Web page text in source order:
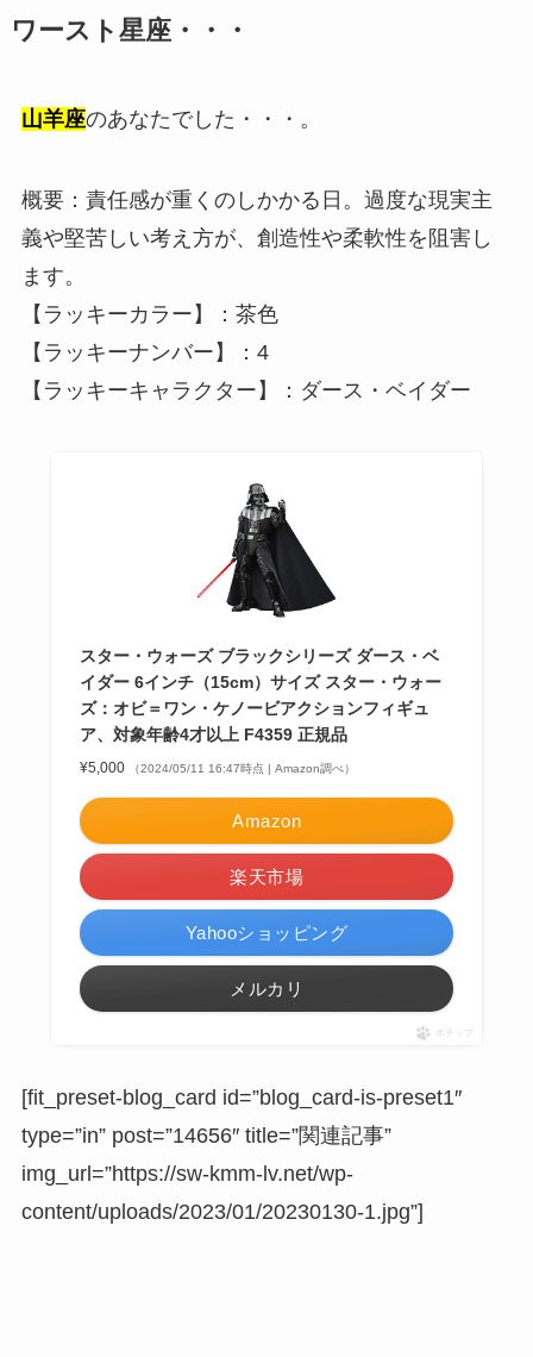
ワースト星座・・・
山羊座のあなたでした・・・。
概要：責任感が重くのしかかる日。過度な現実主
義や堅苦しい考え方が、創造性や柔軟性を阻害し
ます。
【ラッキーカラー】：茶色
【ラッキーナンバー】：4
【ラッキーキャラクター】：ダース・ベイダー
スター・ウォーズ ブラックシリーズ ダース・ベ
イダー 6インチ（15cm）サイズ スター・ウォー
ズ：オビ＝ワン・ケノービアクションフィギュ
ア、対象年齢4才以上 F4359 正規品
¥5,000 （2024/05/11 16:47時点 | Amazon調べ）
Amazon
楽天市場
Yahooショッピング
メルカリ
ポチップ
[fit_preset-blog_card id=”blog_card-is-preset1″
type=”in” post=”14656″ title=”関連記事”
img_url=”https://sw-kmm-lv.net/wp-
content/uploads/2023/01/20230130-1.jpg”]